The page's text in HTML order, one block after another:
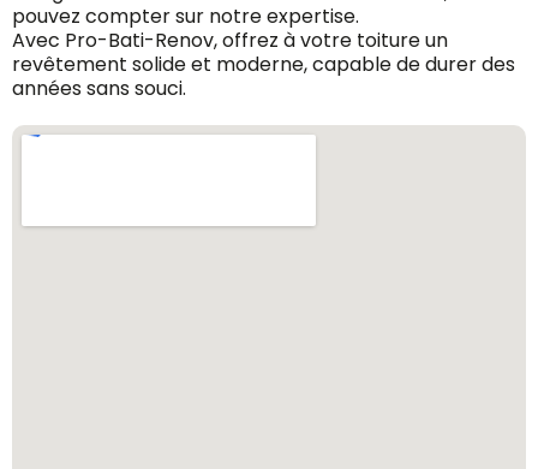
pouvez compter sur notre expertise.
Avec Pro-Bati-Renov, offrez à votre toiture un
revêtement solide et moderne, capable de durer des
années sans souci.